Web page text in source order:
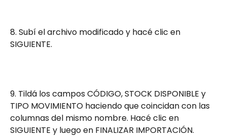
8. Subí el archivo modificado y hacé clic en
SIGUIENTE.
9. Tildá los campos CÓDIGO, STOCK DISPONIBLE y
TIPO MOVIMIENTO haciendo que coincidan con las
columnas del mismo nombre. Hacé clic en
SIGUIENTE y luego en FINALIZAR IMPORTACIÓN.